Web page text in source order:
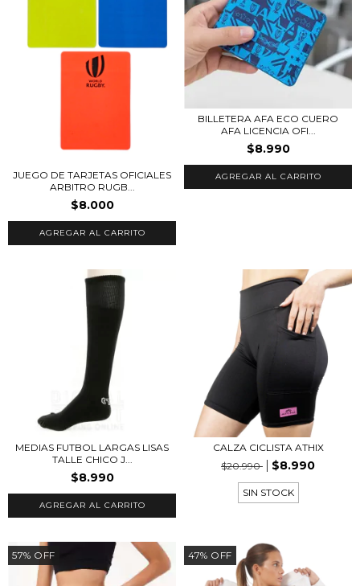
JUEGO DE TARJETAS OFICIALES
ARBITRO RUGB...
$8.000
AGREGAR AL CARRITO
BILLETERA AFA ECO CUERO
AFA LICENCIA OFI...
$8.990
MEDIAS FUTBOL LARGAS LISAS
TALLE CHICO J...
$8.990
AGREGAR AL CARRITO
CALZA CICLISTA ATHIX
$20.990
$8.990
SIN STOCK
57% OFF 47% OFF